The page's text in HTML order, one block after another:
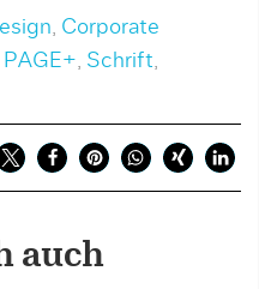
, Corporate
PAGE+, Schrift,
auch